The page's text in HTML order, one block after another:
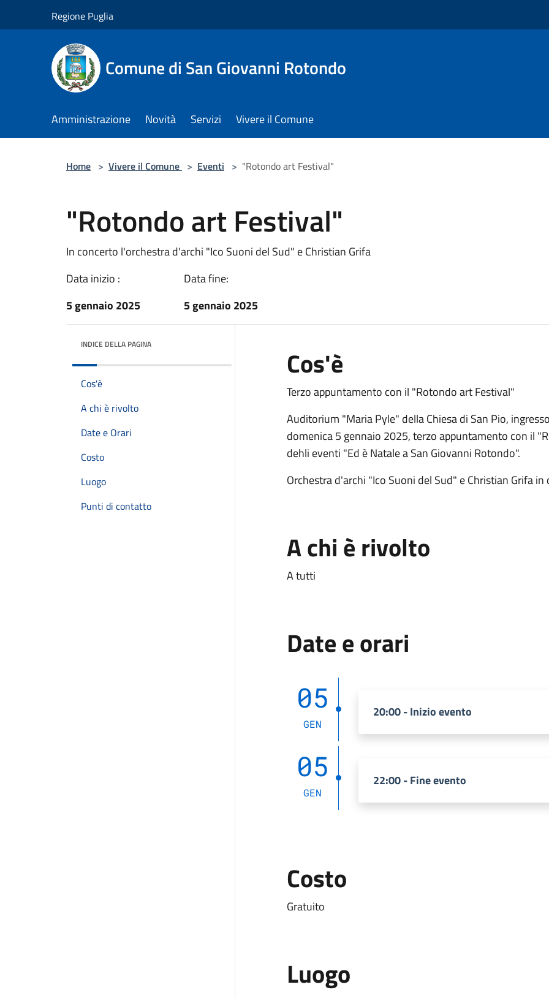
Regione Puglia
Comune di San Giovanni Rotondo
Amministrazione Novità Servizi Vivere il Comune
Home > Vivere il Comune > Eventi > "Rotondo art Festival"
"Rotondo art Festival"
In concerto l'orchestra d'archi "Ico Suoni del Sud" e Christian Grifa
Data inizio :
5 gennaio 2025
Data fine:
5 gennaio 2025
INDICE DELLA PAGINA
Cos'è
A chi è rivolto
Date e Orari
Costo
Luogo
Punti di contatto
Cos'è
Terzo appuntamento con il "Rotondo art Festival"
Auditorium "Maria Pyle" della Chiesa di San Pio,
domenica 5 gennaio 2025, terzo appuntamento con il
dehli eventi "Ed è Natale a San Giovanni Rotondo".
Orchestra d'archi "Ico Suoni del Sud" e Christian Grifa in
A chi è rivolto
A tutti
Date e orari
05
GEN
20:00 - Inizio evento
05
GEN
22:00 - Fine evento
Costo
Gratuito
Luogo